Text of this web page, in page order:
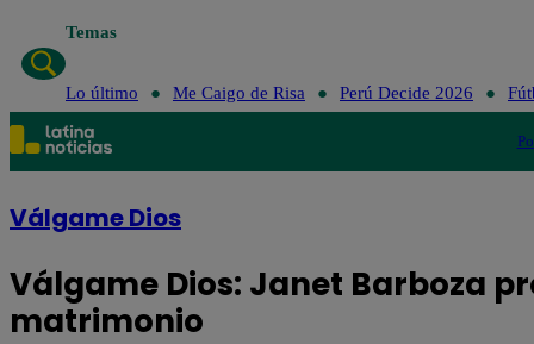
Temas
Lo último Me Caigo de Risa Perú Decide 2026
Válgame Dios
Válgame Dios: Janet Barboza
matrimonio